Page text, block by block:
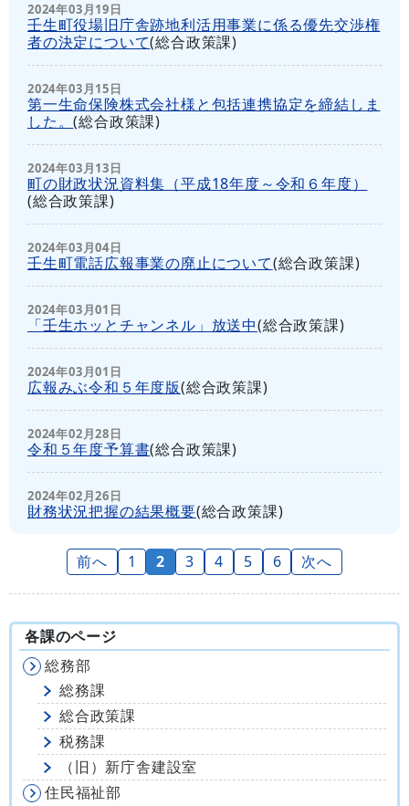
2024年03月19日
壬生町役場旧庁舎跡地利活用事業に係る優先交渉権
者の決定について(総合政策課)
2024年03月15日
第一生命保険株式会社様と包括連携協定を締結しま
した。(総合政策課)
2024年03月13日
町の財政状況資料集（平成18年度～令和６年度）
(総合政策課)
2024年03月04日
壬生町電話広報事業の廃止について(総合政策課)
2024年03月01日
「壬生ホッとチャンネル」放送中(総合政策課)
2024年03月01日
広報みぶ令和５年度版(総合政策課)
2024年02月28日
令和５年度予算書(総合政策課)
2024年02月26日
財務状況把握の結果概要(総合政策課)
前へ 1 2 3 4 5 6 次へ
各課のページ
総務部
総務課
総合政策課
税務課
（旧）新庁舎建設室
住民福祉部